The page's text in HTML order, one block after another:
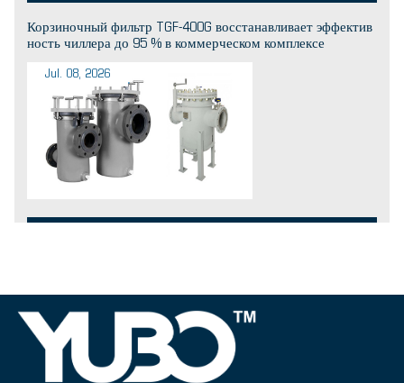
Корзиночный фильтр TGF-400G восстанавливает эффектив
ность чиллера до 95 % в коммерческом комплексе
Jul. 08, 2026